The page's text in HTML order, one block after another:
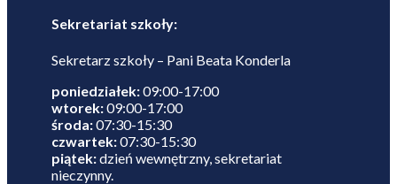
Sekretariat szkoły:
Sekretarz szkoły – Pani Beata Konderla
poniedziałek:09:00-17:00
wtorek:09:00-17:00
środa:07:30-15:30
czwartek:07:30-15:30
piątek:dzień wewnętrzny, sekretariat
nieczynny.